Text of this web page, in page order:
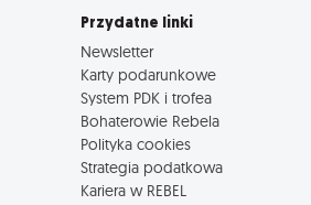
Przydatne linki
Newsletter
Karty podarunkowe
System PDK i trofea
Bohaterowie Rebela
Polityka cookies
Strategia podatkowa
Kariera w REBEL